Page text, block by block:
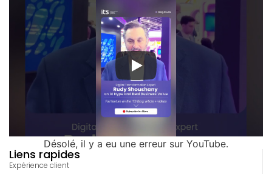
Désolé, il y a eu une erreur sur YouTube.
Liens rapides
Expérience client